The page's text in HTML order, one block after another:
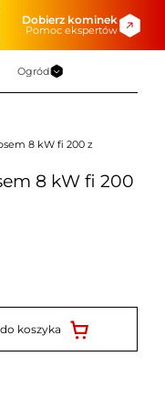
Dobierz kominek
Pomoc ekspertów
Ogród
8 kW fi 200 z
8 kW fi 200
koszyka